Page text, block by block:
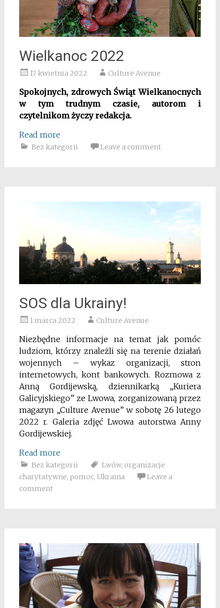
Wielkanoc 2022
17 kwietnia 2022 Culture Avenue
Spokojnych, zdrowych Świąt Wielkanocnych
w tym trudnym czasie, autorom i
czytelnikom życzy redakcja.
Read more
Bez kategorii Leave a comment
SOS dla Ukrainy!
1 marca 2022 Culture Avenue
Niezbędne informacje na temat jak pomóc
ludziom, którzy znależli się na terenie działań
wojennych – wykaz organizacji, stron
internetowych, kont bankowych. Rozmowa z
Anną Gordijewską, dziennikarką „Kuriera
Galicyjskiego” ze Lwowa, zorganizowaną przez
magazyn „Culture Avenue” w sobotę 26 lutego
2022 r. Galeria zdjęć Lwowa autorstwa Anny
Gordijewskiej.
Read more
Bez kategorii Lwów, organizacje
charytatywne, pomoc, Ukraina
Leave a
comment